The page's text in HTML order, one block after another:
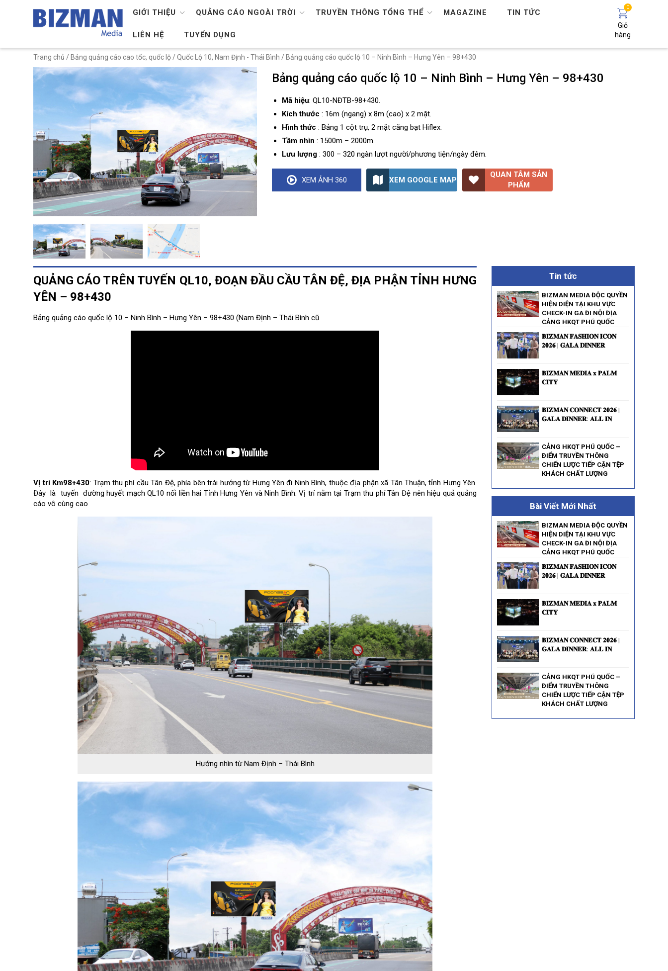
GIỚI THIỆU QUẢNG CÁO NGOÀI TRỜI TRUYỀN THÔNG TỔNG THỂ MAGAZINE TIN TỨC
LIÊN HỆ TUYỂN DỤNG
0
Giỏ
hàng
Trang chủ / Bảng quảng cáo cao tốc, quốc lộ /Quốc Lộ 10, Nam Định - Thái Bình / Bảng quảng cáo quốc lộ 10 – Ninh Bình – Hưng Yên – 98+430
Bảng quảng cáo quốc lộ 10 – Ninh Bình – Hưng Yên – 98+430
Mã hiệu: QL10-NĐTB-98+430.
Kích thước : 16m (ngang) x 8m (cao) x 2 mặt.
Hình thức : Bảng 1 cột trụ, 2 mặt căng bạt Hiflex.
Tầm nhìn : 1500m – 2000m.
Lưu lượng : 300 – 320 ngàn lượt người/phương tiện/ngày đêm.
XEM ẢNH 360 XEM GOOGLE MAP
QUAN TÂM SẢN
PHẨM
QUẢNG CÁO TRÊN TUYẾN QL10, ĐOẠN ĐẦU CẦU TÂN ĐỆ,ĐỊA PHẬN TỈNH HƯNG
YÊN – 98+430
Bảng quảng cáo quốc lộ 10 – Ninh Bình – Hưng Yên – 98+430 (Nam Định – Thái Bình cũ
Vị trí Km98+430: Trạm thu phí cầu Tân Đệ, phía bên trái hướng từ Hưng Yên đi Ninh Bình, thuộc địa phận xã Tân Thuận, tỉnh Hưng Yên.
Đây là tuyến đường huyết mạch QL10 nối liền hai Tỉnh Hưng Yên và Ninh Bình. Vị trí nằm tại Trạm thu phí Tân Đệ nên hiệu quả quảng
cáo vô cùng cao
Hướng nhìn từ Nam Định – Thái Bình
Tin tức
BIZMAN MEDIA ĐỘC QUYỀN
HIỆN DIỆN TẠI KHU VỰC
CHECK-IN GA ĐI NỘI ĐỊA
CẢNG HKQT PHÚ QUỐC
𝐁𝐈𝐙𝐌𝐀𝐍 𝐅𝐀𝐒𝐇𝐈𝐎𝐍 𝐈𝐂𝐎𝐍
𝟐𝟎𝟐𝟔 | 𝐆𝐀𝐋𝐀 𝐃𝐈𝐍𝐍𝐄𝐑
𝐁𝐈𝐙𝐌𝐀𝐍 𝐌𝐄𝐃𝐈𝐀 𝐱 𝐏𝐀𝐋𝐌
𝐂𝐈𝐓𝐘
𝐁𝐈𝐙𝐌𝐀𝐍 𝐂𝐎𝐍𝐍𝐄𝐂𝐓 𝟐𝟎𝟐𝟔 |
𝐆𝐀𝐋𝐀 𝐃𝐈𝐍𝐍𝐄𝐑: 𝐀𝐋𝐋 𝐈𝐍
CẢNG HKQT PHÚ QUỐC –
ĐIỂM TRUYỀN THÔNG
CHIẾN LƯỢC TIẾP CẬN TỆP
KHÁCH CHẤT LƯỢNG
Bài Viết Mới Nhất
BIZMAN MEDIA ĐỘC QUYỀN
HIỆN DIỆN TẠI KHU VỰC
CHECK-IN GA ĐI NỘI ĐỊA
CẢNG HKQT PHÚ QUỐC
𝐁𝐈𝐙𝐌𝐀𝐍 𝐅𝐀𝐒𝐇𝐈𝐎𝐍 𝐈𝐂𝐎𝐍
𝟐𝟎𝟐𝟔 | 𝐆𝐀𝐋𝐀 𝐃𝐈𝐍𝐍𝐄𝐑
𝐁𝐈𝐙𝐌𝐀𝐍 𝐌𝐄𝐃𝐈𝐀 𝐱 𝐏𝐀𝐋𝐌
𝐂𝐈𝐓𝐘
𝐁𝐈𝐙𝐌𝐀𝐍 𝐂𝐎𝐍𝐍𝐄𝐂𝐓 𝟐𝟎𝟐𝟔 |
𝐆𝐀𝐋𝐀 𝐃𝐈𝐍𝐍𝐄𝐑: 𝐀𝐋𝐋 𝐈𝐍
CẢNG HKQT PHÚ QUỐC –
ĐIỂM TRUYỀN THÔNG
CHIẾN LƯỢC TIẾP CẬN TỆP
KHÁCH CHẤT LƯỢNG